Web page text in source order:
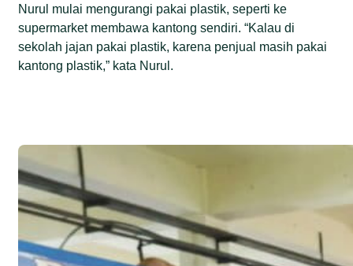
Nurul mulai mengurangi pakai plastik, seperti ke
supermarket membawa kantong sendiri. “Kalau di
sekolah jajan pakai plastik, karena penjual masih pakai
kantong plastik,” kata Nurul.